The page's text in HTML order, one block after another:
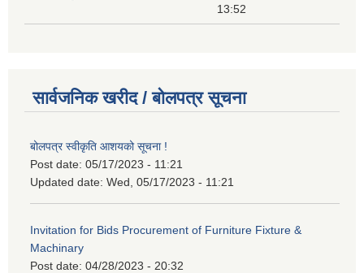
13:52
सार्वजनिक खरीद / बोलपत्र सूचना
बोलपत्र स्वीकृति आशयको सूचना !
Post date: 05/17/2023 - 11:21
Updated date: Wed, 05/17/2023 - 11:21
Invitation for Bids Procurement of Furniture Fixture &
Machinary
Post date: 04/28/2023 - 20:32